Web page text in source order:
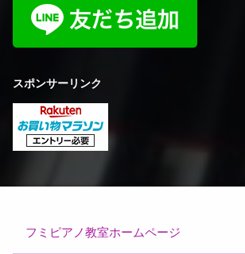
スポンサーリンク
フミピアノ教室ホームページ